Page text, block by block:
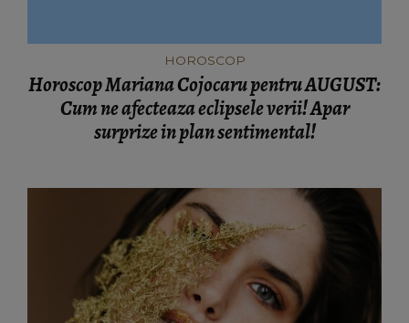
HOROSCOP
Horoscop Mariana Cojocaru pentru AUGUST:
Cum ne afecteaza eclipsele verii! Apar
surprize in plan sentimental!